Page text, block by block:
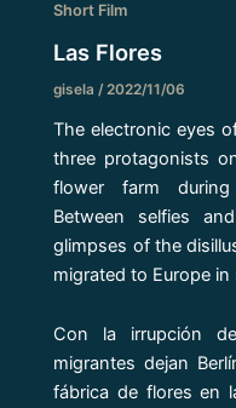
Short Film
Las Flores
gisela/2022/11/06
The electronic eyes
three protagonists
flower farm during
Between selfies
glimpses of the
migrated to Europe
Con la irrupción
migrantes dejan
fábrica de flores en